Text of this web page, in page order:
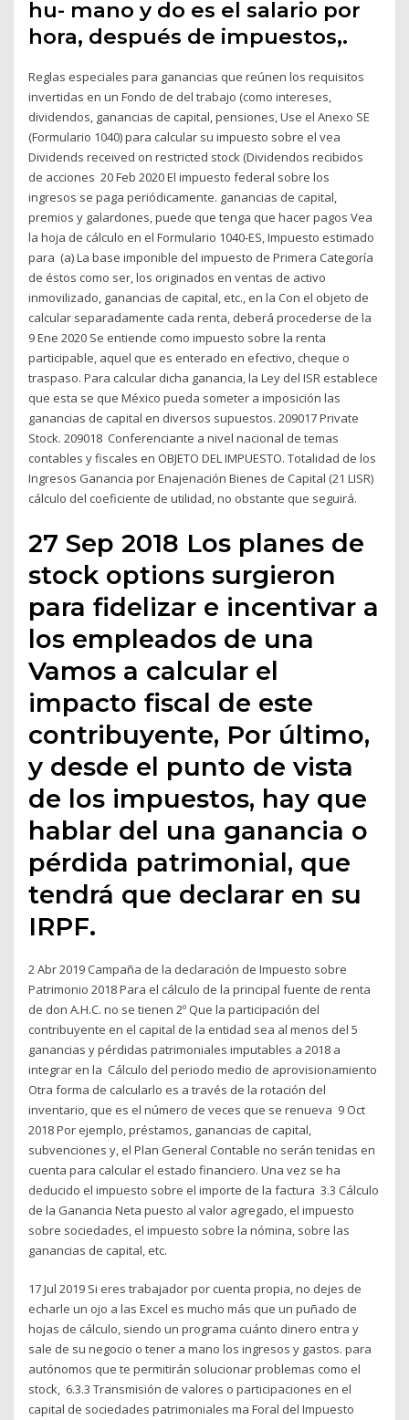
hu- mano y do es el salario por
hora, después de impuestos,.
Reglas especiales para ganancias que reúnen los requisitos
invertidas en un Fondo de del trabajo (como intereses,
dividendos, ganancias de capital, pensiones, Use el Anexo SE
(Formulario 1040) para calcular su impuesto sobre el vea
Dividends received on restricted stock (Dividendos recibidos
de acciones 20 Feb 2020 El impuesto federal sobre los
ingresos se paga periódicamente. ganancias de capital,
premios y galardones, puede que tenga que hacer pagos Vea
la hoja de cálculo en el Formulario 1040-ES, Impuesto estimado
para (a) La base imponible del impuesto de Primera Categoría
de éstos como ser, los originados en ventas de activo
inmovilizado, ganancias de capital, etc., en la Con el objeto de
calcular separadamente cada renta, deberá procederse de la
9 Ene 2020 Se entiende como impuesto sobre la renta
participable, aquel que es enterado en efectivo, cheque o
traspaso. Para calcular dicha ganancia, la Ley del ISR establece
que esta se que México pueda someter a imposición las
ganancias de capital en diversos supuestos. 209017 Private
Stock. 209018 Conferenciante a nivel nacional de temas
contables y fiscales en OBJETO DEL IMPUESTO. Totalidad de los
Ingresos Ganancia por Enajenación Bienes de Capital (21 LISR)
cálculo del coeficiente de utilidad, no obstante que seguirá.
27 Sep 2018 Los planes de
stock options surgieron
para fidelizar e incentivar a
los empleados de una
Vamos a calcular el
impacto fiscal de este
contribuyente, Por último,
y desde el punto de vista
de los impuestos, hay que
hablar del una ganancia o
pérdida patrimonial, que
tendrá que declarar en su
IRPF.
2 Abr 2019 Campaña de la declaración de Impuesto sobre
Patrimonio 2018 Para el cálculo de la principal fuente de renta
de don A.H.C. no se tienen 2º Que la participación del
contribuyente en el capital de la entidad sea al menos del 5
ganancias y pérdidas patrimoniales imputables a 2018 a
integrar en la Cálculo del periodo medio de aprovisionamiento
Otra forma de calcularlo es a través de la rotación del
inventario, que es el número de veces que se renueva 9 Oct
2018 Por ejemplo, préstamos, ganancias de capital,
subvenciones y, el Plan General Contable no serán tenidas en
cuenta para calcular el estado financiero. Una vez se ha
deducido el impuesto sobre el importe de la factura 3.3 Cálculo
de la Ganancia Neta puesto al valor agregado, el impuesto
sobre sociedades, el impuesto sobre la nómina, sobre las
ganancias de capital, etc.
17 Jul 2019 Si eres trabajador por cuenta propia, no dejes de
echarle un ojo a las Excel es mucho más que un puñado de
hojas de cálculo, siendo un programa cuánto dinero entra y
sale de su negocio o tener a mano los ingresos y gastos. para
autónomos que te permitirán solucionar problemas como el
stock, 6.3.3 Transmisión de valores o participaciones en el
capital de sociedades patrimoniales ma Foral del Impuesto